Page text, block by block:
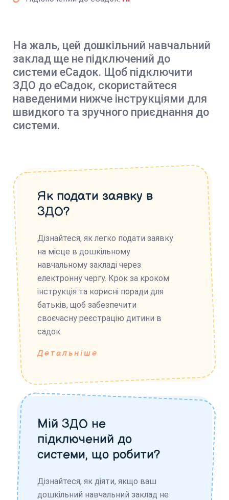
На жаль, цей дошкільний навчальний
заклад ще не підключений до
системи еСадок. Щоб підключити
ЗДО до еСадок, скористайтеся
наведеними нижче інструкціями для
швидкого та зручного приєднання до
системи.
Як подати заявку в
ЗДО?
Дізнайтеся, як легко подати заявку
на місце в дошкільному
навчальному закладі через
електронну чергу. Крок за кроком
інструкція та корисні поради для
батьків, щоб забезпечити
своєчасну реєстрацію дитини в
садок.
Детальніше
Мій ЗДО не
підключений до
системи, що робити?
Дізнайтеся, як діяти, якщо ваш
дошкільний навчальний заклад не